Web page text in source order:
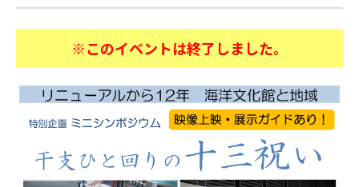
※このイベントは終了しました。